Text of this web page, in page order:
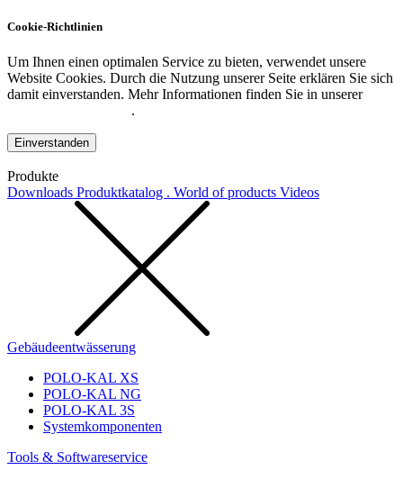
Cookie-Richtlinien
Um Ihnen einen optimalen Service zu bieten, verwendet unsere
Website Cookies. Durch die Nutzung unserer Seite erklären Sie sich
damit einverstanden. Mehr Informationen finden Sie in unserer
.
Einverstanden
Produkte
Downloads Produktkatalog . World of products Videos
Gebäudeentwässerung
POLO-KAL XS
POLO-KAL NG
POLO-KAL 3S
Systemkomponenten
Tools & Softwareservice